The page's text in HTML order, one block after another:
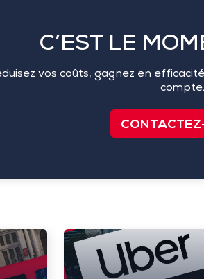
C’EST LE
vos coûts, gagnez en
compte.